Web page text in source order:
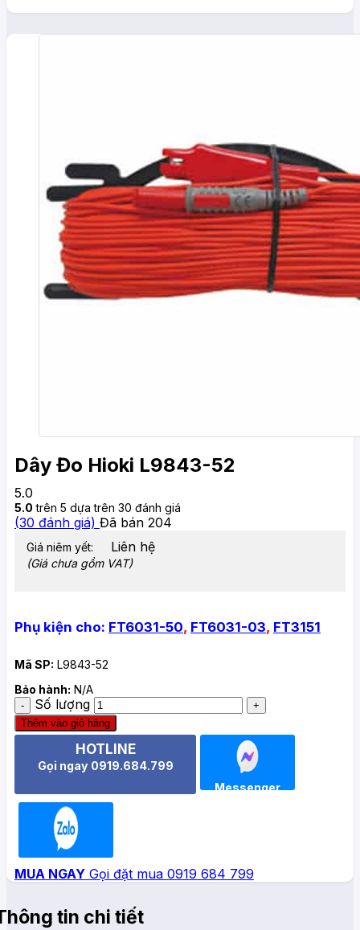
Dây Đo Hioki L9843-52
5.0
5.0 trên 5 dựa trên 30 đánh giá
(30 đánh giá) Đã bán 204
Giá niêm yết: Liên hệ
(Giá chưa gồm VAT)
Phụ kiện cho: FT6031-50, FT6031-03, FT3151
Mã SP: L9843-52
Bảo hành: N/A
Số lượng
Thêm vào giỏ hàng
HOTLINE
Gọi ngay 0919.684.799
Messenger
MUA NGAY Gọi đặt mua 0919 684 799
tin chi tiết